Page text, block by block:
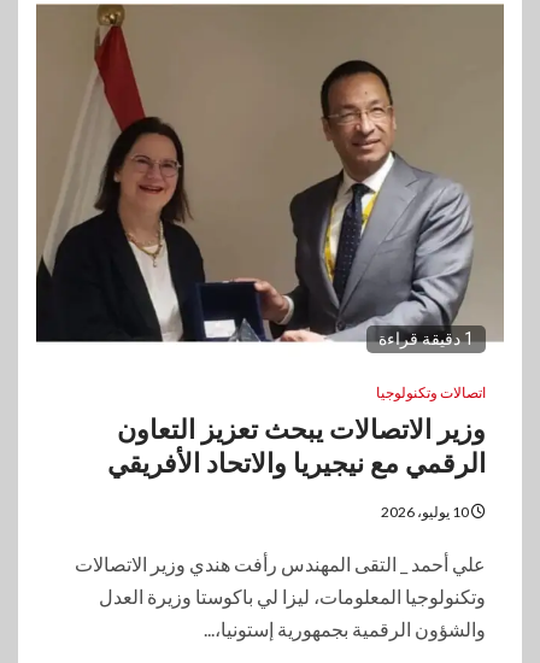
1 دقيقة قراءة
اتصالات وتكنولوجيا
وزير الاتصالات يبحث تعزيز التعاون
الرقمي مع نيجيريا والاتحاد الأفريقي
علي أحمد _ التقى المهندس رأفت هندي وزير الاتصالات
وتكنولوجيا المعلومات، ليزا لي باكوستا وزيرة العدل
والشؤون الرقمية بجمهورية إستونيا،...